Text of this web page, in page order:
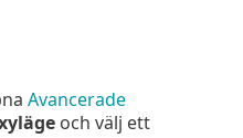
Avancerade
och välj ett